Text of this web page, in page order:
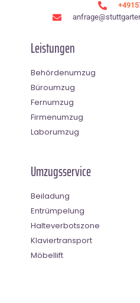
Leistungen
Behördenumzug
Büroumzug
Fernumzug
Firmenumzug
Laborumzug
Umzugsservice
Beiladung
Entrümpelung
Halteverbotszone
Klaviertransport
Möbellift